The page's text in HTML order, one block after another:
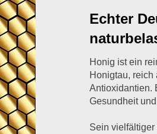
​Echter
Honig ist ein
Honigtau, reich
Antioxidantien.
Gesundheit
Sein